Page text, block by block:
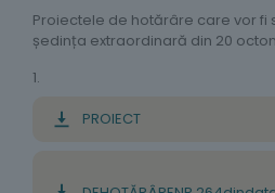
Proiectele de hotărâre care vor fi
ședința extraordinară din 20
1.
PROIECT